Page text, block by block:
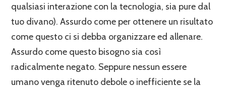
qualsiasi interazione con la tecnologia, sia pure dal
tuo divano). Assurdo come per ottenere un risultato
come questo ci si debba organizzare ed allenare.
Assurdo come questo bisogno sia così
radicalmente negato. Seppure nessun essere
umano venga ritenuto debole o inefficiente se la